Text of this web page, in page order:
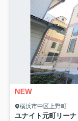
NEW
横浜市中区上野町
ユナイト元町リー